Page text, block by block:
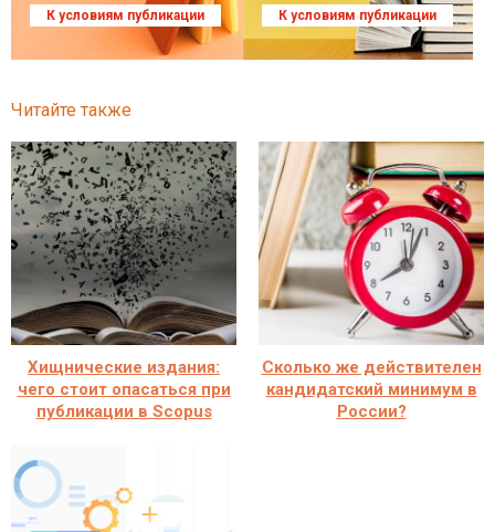
К условиям публикации К условиям публикации
Читайте также
Хищнические издания:
чего стоит опасаться при
публикации в Scopus
Сколько же действителен
кандидатский минимум в
России?